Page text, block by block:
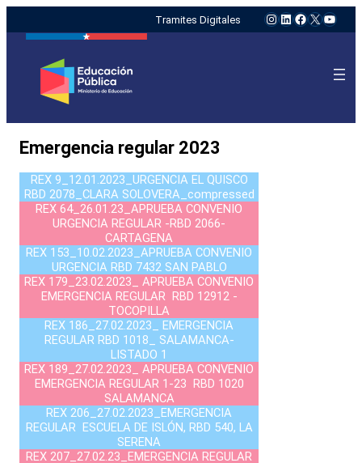
Tramites Digitales Instagram
LinkedIn
Facebook
X
Emergencia regular 2023
REX 9_12.01.2023_URGENCIA EL QUISCO
RBD 2078_CLARA SOLOVERA_compressed
REX 64_26.01.23_APRUEBA CONVENIO
URGENCIA REGULAR -RBD 2066-
CARTAGENA
REX 153_10.02.2023_APRUEBA CONVENIO
URGENCIA RBD 7432 SAN PABLO
REX 179_23.02.2023_ APRUEBA CONVENIO
EMERGENCIA REGULAR RBD 12912 -
TOCOPILLA
REX 186_27.02.2023_ EMERGENCIA
REGULAR RBD 1018_ SALAMANCA-
LISTADO 1
REX 189_27.02.2023_ APRUEBA CONVENIO
EMERGENCIA REGULAR 1-23 RBD 1020
SALAMANCA
REX 206_27.02.2023_EMERGENCIA
REGULAR ESCUELA DE ISLÓN, RBD 540, LA
SERENA
REX 207_27.02.23_EMERGENCIA REGULAR